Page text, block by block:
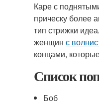
Каре с
прическу более
тип стрижки
женщин с
концами,
Список
Боб